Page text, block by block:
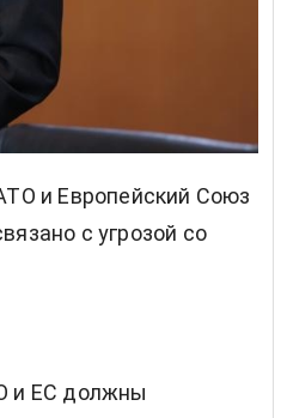
и Европейский Союз
с угрозой со
и ЕС должны